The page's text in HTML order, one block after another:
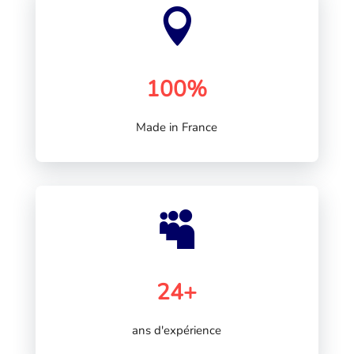

100%
Made in France

24+
ans d'expérience